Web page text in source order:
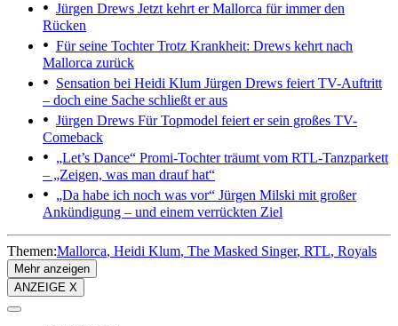
Jürgen Drews Jetzt kehrt er Mallorca für immer den
Rücken
Für seine TochterTrotz Krankheit: Drews kehrt nach
Mallorca zurück
Sensation bei Heidi Klum Jürgen Drews feiert TV-Auftritt
– doch eine Sache schließt er aus
Jürgen Drews Für Topmodel feiert er sein großes TV-
Comeback
„Let’s Dance“ Promi-Tochter träumt vom RTL-Tanzparkett
– „Zeigen, was man drauf hat“
„Da habe ich noch was vor“ Jürgen Milski mit großer
Ankündigung – und einem verrückten Ziel
Themen:Mallorca Heidi Klum The Masked Singer RTL Royals
Mehr anzeigen
ANZEIGE X